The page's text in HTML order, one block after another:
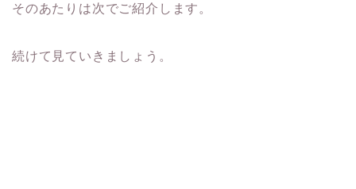
そのあたりは次でご紹介します。
続けて見ていきましょう。